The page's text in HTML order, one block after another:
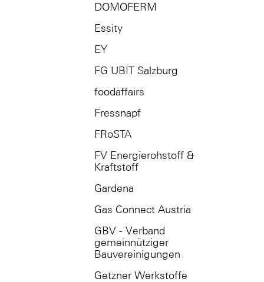
DOMOFERM
Essity
EY
FG UBIT Salzburg
foodaffairs
Fressnapf
FRoSTA
FV Energierohstoff &
Kraftstoff
Gardena
Gas Connect Austria
GBV - Verband
gemeinnütziger
Bauvereinigungen
Getzner Werkstoffe